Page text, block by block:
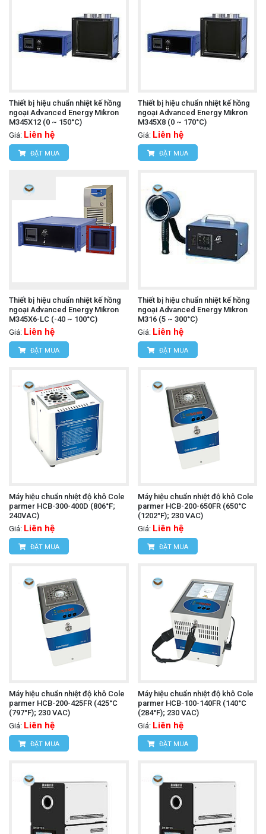
Thiết bị hiệu chuẩn nhiệt kế hồng
ngoại Advanced Energy Mikron
M345X12 (0 ~ 150°C)
Giá: Liên hệ
ĐẶT MUA
Thiết bị hiệu chuẩn nhiệt kế hồng
ngoại Advanced Energy Mikron
M345X8 (0 ~ 170°C)
Giá: Liên hệ
ĐẶT MUA
Thiết bị hiệu chuẩn nhiệt kế hồng
ngoại Advanced Energy Mikron
M345X6-LC (-40 ~ 100°C)
Giá: Liên hệ
ĐẶT MUA
Thiết bị hiệu chuẩn nhiệt kế hồng
ngoại Advanced Energy Mikron
M316 (5 ~ 300°C)
Giá: Liên hệ
ĐẶT MUA
Máy hiệu chuẩn nhiệt độ khô Cole
parmer HCB-300-400D (806°F;
240VAC)
Giá: Liên hệ
ĐẶT MUA
Máy hiệu chuẩn nhiệt độ khô Cole
parmer HCB-200-650FR (650°C
(1202°F); 230 VAC)
Giá: Liên hệ
ĐẶT MUA
Máy hiệu chuẩn nhiệt độ khô Cole
parmer HCB-200-425FR (425°C
(797°F); 230 VAC)
Giá: Liên hệ
ĐẶT MUA
Máy hiệu chuẩn nhiệt độ khô Cole
parmer HCB-100-140FR (140°C
(284°F); 230 VAC)
Giá: Liên hệ
ĐẶT MUA